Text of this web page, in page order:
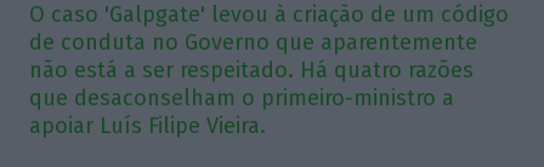
O caso 'Galpgate' levou à criação de um código
de conduta no Governo que aparentemente
não está a ser respeitado. Há quatro razões
que desaconselham o primeiro-ministro a
apoiar Luís Filipe Vieira.